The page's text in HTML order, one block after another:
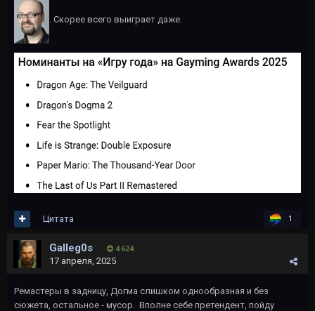
. Скорее всего выиграет даже.
1
Цитата
Galleg0s 4 624
17 апреля, 2025
Ремастеры в задницу, Догма слишком однообразная и без
сюжета, остальное - мусор. Вполне себе претендент, пойду